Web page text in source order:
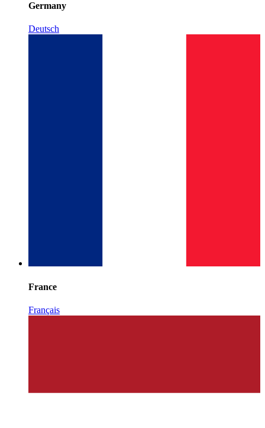
Germany
Deutsch
France
Français